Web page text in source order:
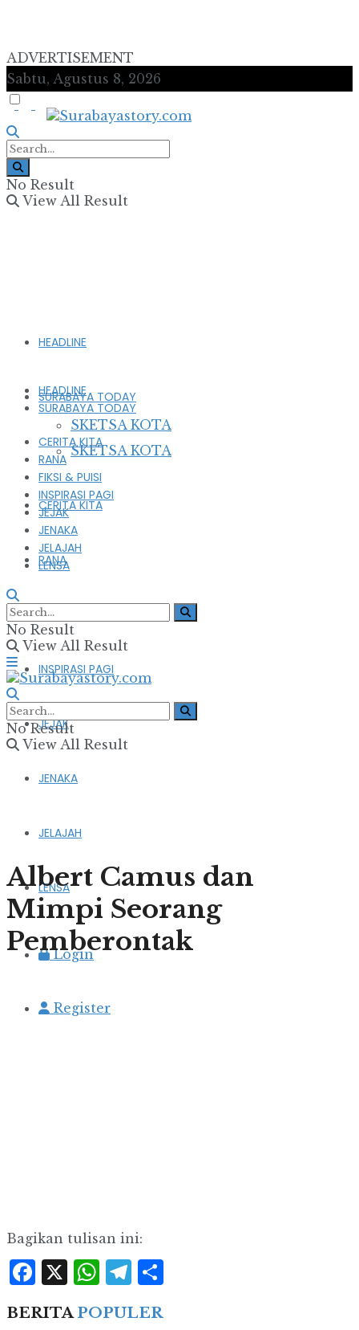
ADVERTISEMENT
Sabtu, Agustus 8, 2026
No Result
View All Result
HEADLINE
SURABAYA TODAY
SKETSA KOTA
CERITA KITA
RANA
FIKSI & PUISI
INSPIRASI PAGI
JEJAK
JENAKA
JELAJAH
LENSA
Login
Register
HEADLINE
SURABAYA TODAY
SKETSA KOTA
CERITA KITA
RANA
FIKSI & PUISI
INSPIRASI PAGI
JEJAK
JENAKA
JELAJAH
LENSA
No Result
View All Result
No Result
View All Result
Albert Camus dan
Mimpi Seorang
Pemberontak
Bagikan tulisan ini:
Facebook
X WhatsApp
Telegram
BERITAPOPULER